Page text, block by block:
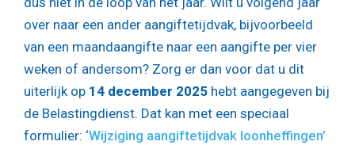
over naar een ander aangiftetijdvak, bijvoorbeeld
van een maandaangifte naar een aangifte per vier
weken of andersom? Zorg er dan voor dat u dit
uiterlijk op 14 december 2025 hebt aangegeven bij
de Belastingdienst. Dat kan met een speciaal
formulier: ‘Wijziging aangiftetijdvak loonheffingen’